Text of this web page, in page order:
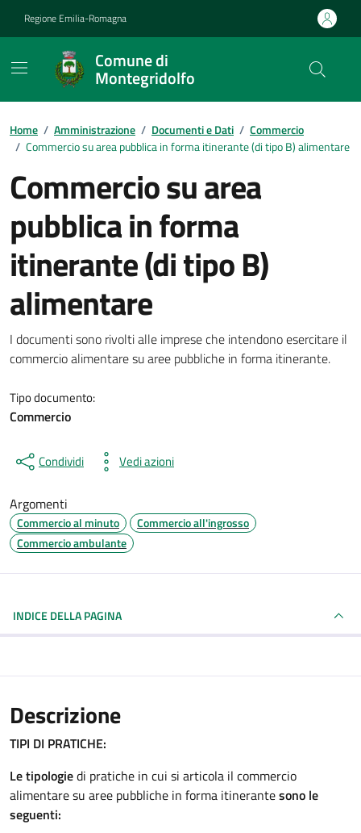
Regione Emilia-Romagna
Comune di
Montegridolfo
Contenuti in evidenza
Home / Amministrazione / Documenti e Dati / Commercio
/ Commercio su area pubblica in forma itinerante (di tipo B) alimentare
Commercio su area
pubblica in forma
itinerante (di tipo B)
alimentare
Dettagli del documento
I documenti sono rivolti alle imprese che intendono esercitare il
commercio alimentare su aree pubbliche in forma itinerante.
Tipo documento:
Commercio
Condividi Vedi azioni
Argomenti
Commercio al minuto
Commercio all'ingrosso
Commercio ambulante
INDICE DELLA PAGINA
Descrizione
TIPI DI PRATICHE:
Le tipologiedi pratiche in cui si articola il commercio
alimentare su aree pubbliche in forma itinerantesono le
seguenti: